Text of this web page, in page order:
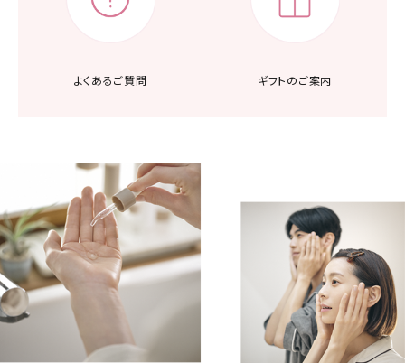
よくあるご質問 ギフトのご案内